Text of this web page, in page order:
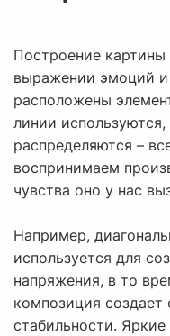
Построение
выражении эмоций и
расположены
линии используются,
распределяются –
воспринимаем
чувства оно у нас
Например,
используется для
напряжения, в то
композиция
стабильности.